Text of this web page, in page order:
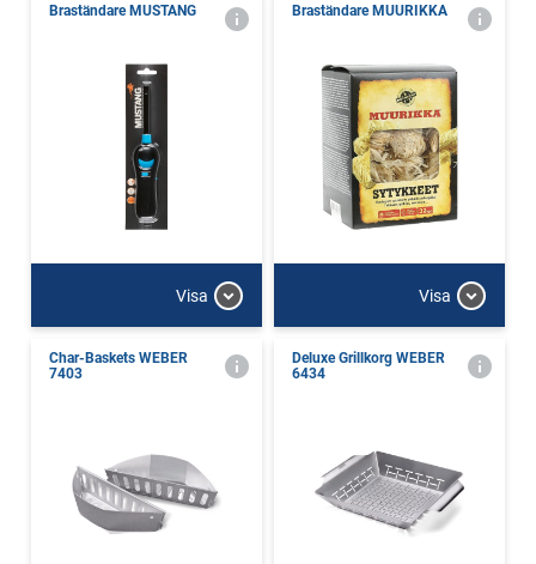
Braständare MUSTANG
Visa
Braständare MUURIKKA
Visa
Char-Baskets WEBER
7403
Deluxe Grillkorg WEBER
6434